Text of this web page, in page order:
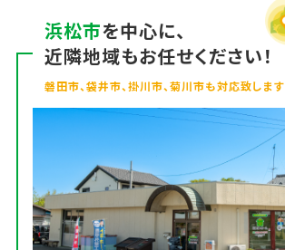
浜松市を中心に、
近隣地域もお任せください！
磐田市、袋井市、掛川市、菊川市も対応致します